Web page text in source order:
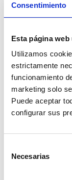
Consentimiento
Esta página
Utilizamos
estrictamente
funcionamiento
marketing solo
Puede aceptar
configurar sus
Necesarias